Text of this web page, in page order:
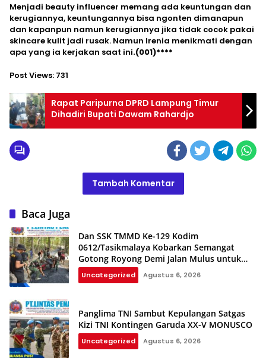
Menjadi beauty influencer memang ada keuntungan dan
kerugiannya, keuntungannya bisa ngonten dimanapun
dan kapanpun namun kerugiannya jika tidak cocok pakai
skincare kulit jadi rusak. Namun Irenia menikmati dengan
apa yang ia kerjakan saat ini.(001)****
Post Views: 731
Rapat Paripurna DPRD Lampung Timur
Dihadiri Bupati Dawam Rahardjo
Tambah Komentar
Baca Juga
Dan SSK TMMD Ke-129 Kodim
0612/Tasikmalaya Kobarkan Semangat
Gotong Royong Demi Jalan Mulus untuk
Rakyat
Uncategorized Agustus 6, 2026
Panglima TNI Sambut Kepulangan Satgas
Kizi TNI Kontingen Garuda XX-V MONUSCO
Uncategorized Agustus 6, 2026